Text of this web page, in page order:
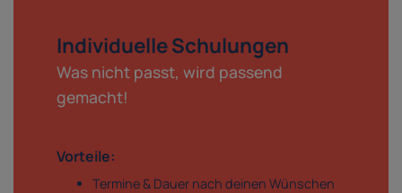
Individuelle Schulungen
Was nicht passt, wird passend
gemacht!
Vorteile:
Termine & Dauer nach deinen Wünschen